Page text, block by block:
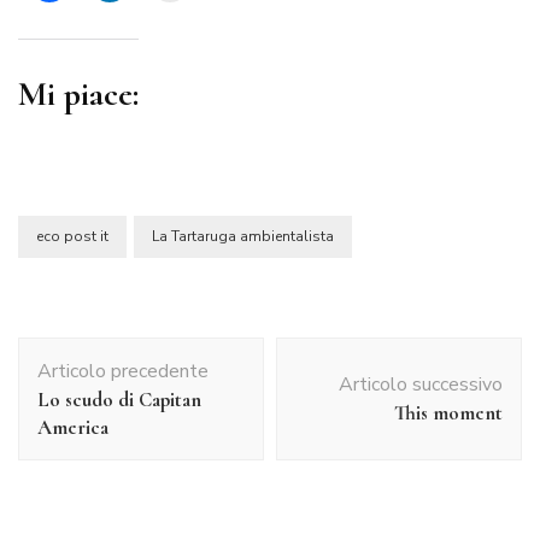
Mi piace:
eco post it La Tartaruga ambientalista
articolo
Articolo precedente
Lo scudo di Capitan
America
Articolo successivo
This moment